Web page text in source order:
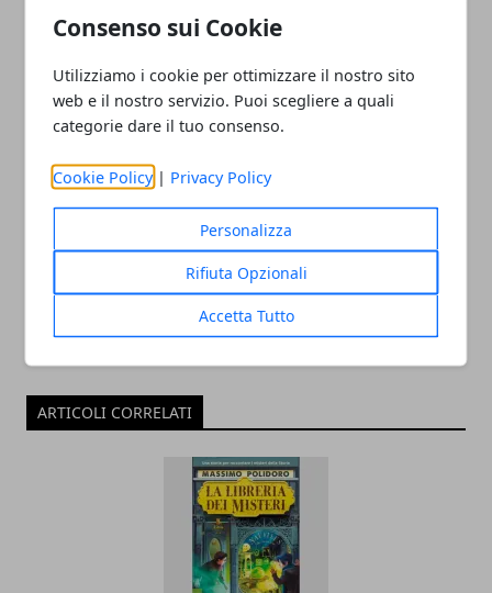
Consenso sui Cookie
Utilizziamo i cookie per ottimizzare il nostro sito
web e il nostro servizio. Puoi scegliere a quali
categorie dare il tuo consenso.
Cookie Policy | Privacy Policy
Personalizza
Rifiuta Opzionali
Accetta Tutto
Sellin: recensione del libro
Redazione
ARTICOLI CORRELATI